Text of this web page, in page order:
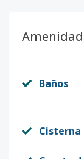
Baños
Cisterna